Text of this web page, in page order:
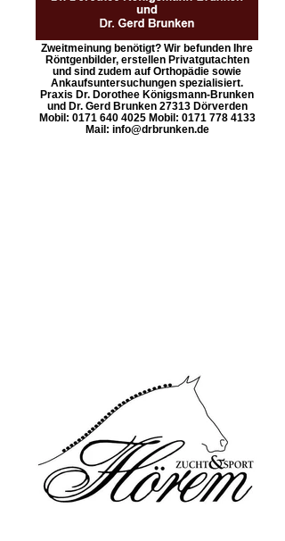
Zweitmeinung benötigt? Wir befunden Ihre
Röntgenbilder, erstellen Privatgutachten
und sind zudem auf Orthopädie sowie
Ankaufsuntersuchungen spezialisiert.
Praxis Dr. Dorothee Königsmann-Brunken
und Dr. Gerd Brunken 27313 Dörverden
Mobil: 0171 640 4025 Mobil: 0171 778 4133
Mail: info@drbrunken.de